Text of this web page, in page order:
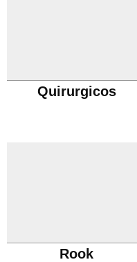
Quirurgicos
Rook